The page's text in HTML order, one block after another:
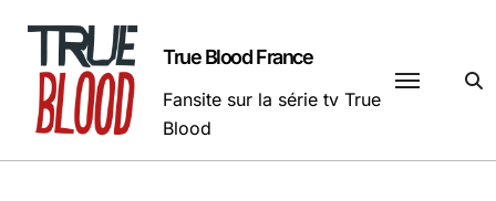
contenu
True Blood France
Fansite sur la série tv True
Blood